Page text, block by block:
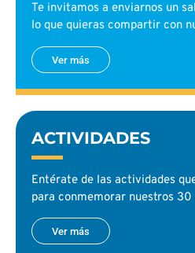
Te invitamos a enviarnos un
lo que quieras compartir con
Ver más
ACTIVIDADES
Entérate de las actividades
para conmemorar nuestros
Ver más